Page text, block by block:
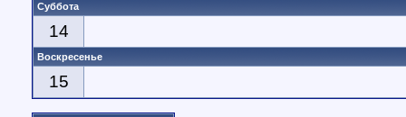
Суббота
14
Воскресенье
15